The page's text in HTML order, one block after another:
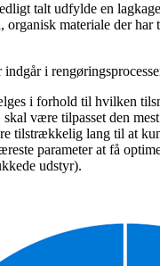
talt udfylde en
materiale der
i
i forhold til hvilken
skal være tilpasset den
tilstrækkelig lang til at
parameter at få
udstyr).